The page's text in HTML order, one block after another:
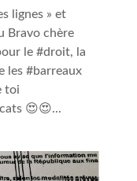
lignes » et
Bravo chère
le #droit, la
les #barreaux
toi
😍😍...